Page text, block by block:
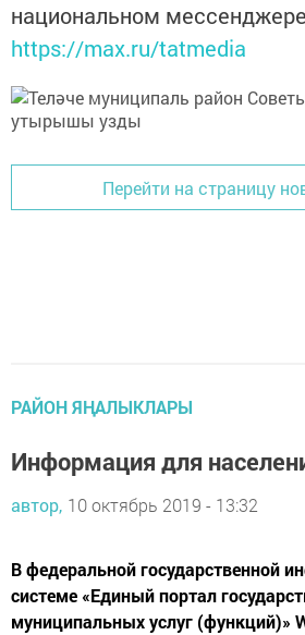
национальном
https://max.ru/tatmedia
Перейти на страницу
РАЙОН ЯҢАЛЫКЛАРЫ
Информация для
автор, 10 октябрь 2019 - 13:32
В федеральной государственной
системе «Единый портал
муниципальных услуг (функций)»